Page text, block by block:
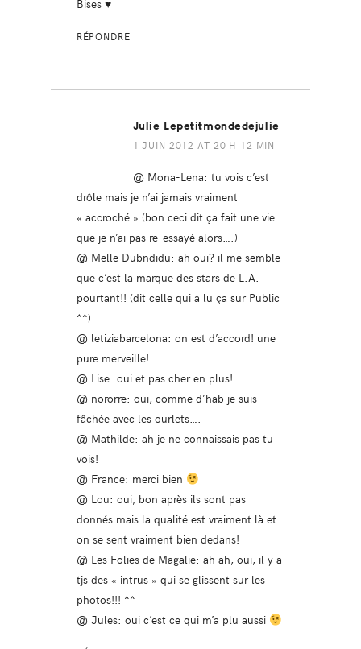
Bises ♥
RÉPONDRE
Julie Lepetitmondedejulie
1 JUIN 2012 AT 20 H 12 MIN
@ Mona-Lena: tu vois c’est
drôle mais je n’ai jamais vraiment
« accroché » (bon ceci dit ça fait une vie
que je n’ai pas re-essayé alors….)
@ Melle Dubndidu: ah oui? il me semble
que c’est la marque des stars de L.A.
pourtant!! (dit celle qui a lu ça sur Public
^^)
@ letiziabarcelona: on est d’accord! une
pure merveille!
@ Lise: oui et pas cher en plus!
@ nororre: oui, comme d’hab je suis
fâchée avec les ourlets….
@ Mathilde: ah je ne connaissais pas tu
vois!
@ France: merci bien
@ Lou: oui, bon après ils sont pas
donnés mais la qualité est vraiment là et
on se sent vraiment bien dedans!
@ Les Folies de Magalie: ah ah, oui, il y a
tjs des « intrus » qui se glissent sur les
photos!!! ^^
@ Jules: oui c’est ce qui m’a plu aussi